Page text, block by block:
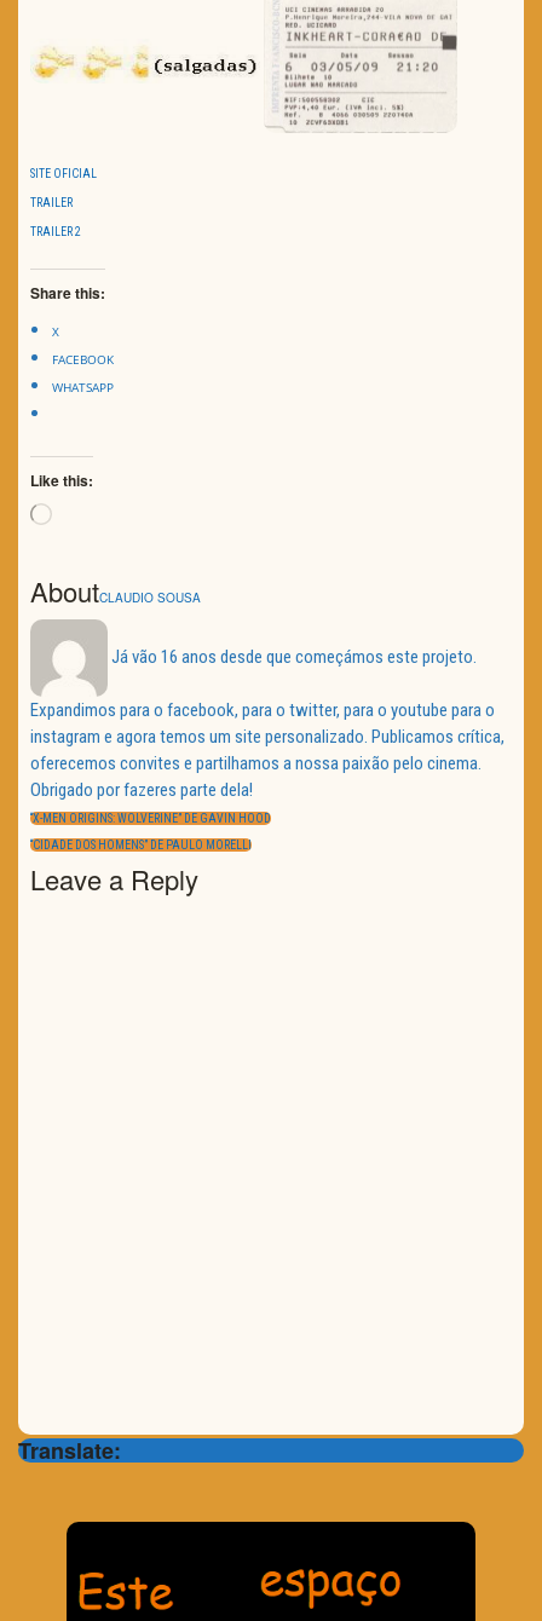
SITE OFICIAL
TRAILER
TRAILER 2
Share this:
X
FACEBOOK
WHATSAPP
Like this:
Loading…
AboutCLAUDIO SOUSA
Já vão 16 anos desde que começámos este projeto.
Expandimos para o facebook, para o twitter, para o youtube para o
instagram e agora temos um site personalizado. Publicamos crítica,
oferecemos convites e partilhamos a nossa paixão pelo cinema.
Obrigado por fazeres parte dela!
Navegação
de
artigos
PREVIOUS
“X-MEN ORIGINS: WOLVERINE” DE GAVIN HOOD
NEXT
“CIDADE DOS HOMENS” DE PAULO MORELLI
Leave a Reply
Translate: